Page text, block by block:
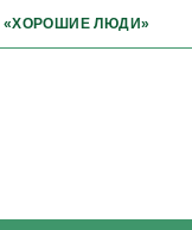
«ХОРОШИЕ ЛЮДИ»